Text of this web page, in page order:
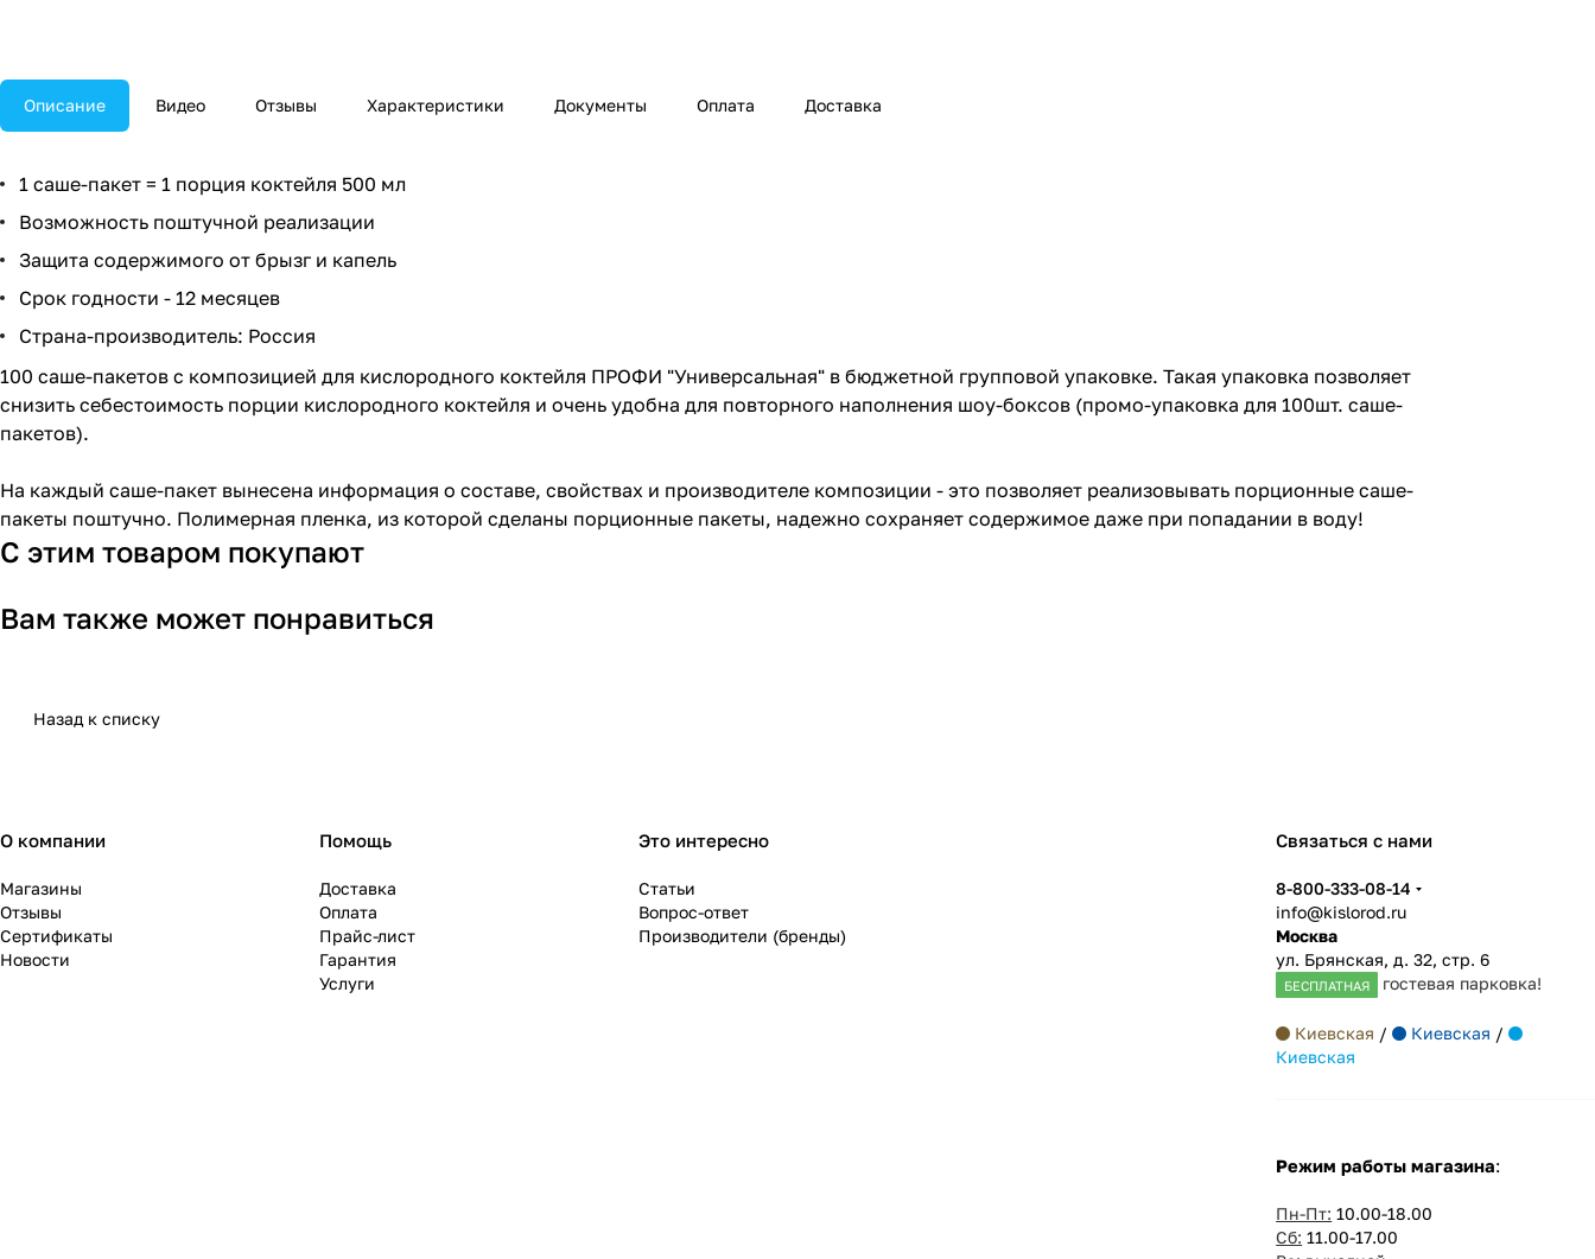
Описание Видео Отзывы Характеристики Документы Оплата Доставка
1 саше-пакет = 1 порция коктейля 500 мл
Возможность поштучной реализации
Защита содержимого от брызг и капель
Срок годности - 12 месяцев
Страна-производитель: Россия
100 саше-пакетов с композицией для кислородного коктейля ПРОФИ "Универсальная" в бюджетной групповой упаковке. Такая упаковка позволяет
снизить себестоимость порции кислородного коктейля и очень удобна для повторного наполнения шоу-боксов (промо-упаковка для 100шт. саше-
пакетов).
На каждый саше-пакет вынесена информация о составе, свойствах и производителе композиции - это позволяет реализовывать порционные саше-
пакеты поштучно. Полимерная пленка, из которой сделаны порционные пакеты, надежно сохраняет содержимое даже при попадании в воду!
С этим товаром покупают
Вам также может понравиться
Назад к списку
О компании
Магазины
Отзывы
Сертификаты
Новости
Помощь
Доставка
Оплата
Прайс-лист
Гарантия
Услуги
Это интересно
Статьи
Вопрос-ответ
Производители (бренды)
Связаться с нами
8-800-333-08-14
info@kislorod.ru
Москва
ул. Брянская, д. 32, стр. 6
БЕСПЛАТНАЯ гостевая парковка!
Киевская / Киевская /
Киевская
Режим работы магазина:
Пн-Пт: 10.00-18.00
Сб: 11.00-17.00